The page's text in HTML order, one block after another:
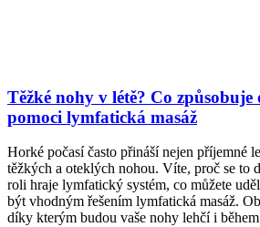
Těžké nohy v létě? Co
pomoci lymfatická masáž
Horké počasí často přináší nejen příjemné
těžkých a oteklých nohou. Víte, proč se to
roli hraje lymfatický systém, co můžete
být vhodným řešením lymfatická masáž.
díky kterým budou vaše nohy lehčí i